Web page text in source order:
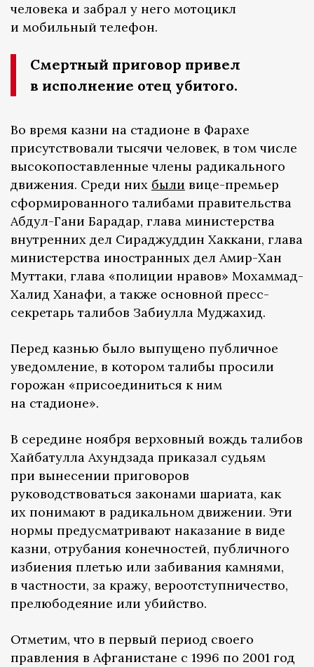
человека и забрал у него мотоцикл
и мобильный телефон.
Смертный приговор привел
в исполнение отец убитого.
Во время казни на стадионе в Фарахе
присутствовали тысячи человек, в том числе
высокопоставленные члены радикального
движения. Среди них были вице-премьер
сформированного талибами правительства
Абдул-Гани Барадар, глава министерства
внутренних дел Сираджуддин Хаккани, глава
министерства иностранных дел Амир-Хан
Муттаки, глава «полиции нравов» Мохаммад-
Халид Ханафи, а также основной пресс-
секретарь талибов Забиулла Муджахид.
Перед казнью было выпущено публичное
уведомление, в котором талибы просили
горожан «присоединиться к ним
на стадионе».
В середине ноября верховный вождь талибов
Хайбатулла Ахундзада приказал судьям
при вынесении приговоров
руководствоваться законами шариата, как
их понимают в радикальном движении. Эти
нормы предусматривают наказание в виде
казни, отрубания конечностей, публичного
избиения плетью или забивания камнями,
в частности, за кражу, вероотступничество,
прелюбодеяние или убийство.
Отметим, что в первый период своего
правления в Афганистане с 1996 по 2001 год